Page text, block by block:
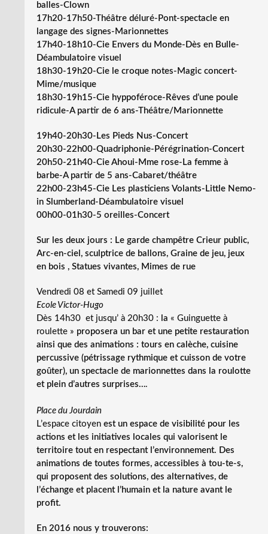
balles-Clown
17h20-17h50-Théâtre déluré-Pont-spectacle en
langage des signes-Marionnettes
17h40-18h10-Cie Envers du Monde-Dès en Bulle-
Déambulatoire visuel
18h30-19h20-Cie le croque notes-Magic concert-
Mime/musique
18h30-19h15-Cie hyppoféroce-Rêves d’une poule
ridicule-A partir de 6 ans-Théâtre/Marionnette
19h40-20h30-Les Pieds Nus-Concert
20h30-22h00-Quadriphonie-Pérégrination-Concert
20h50-21h40-Cie Ahoui-Mme rose-La femme à
barbe-A partir de 5 ans-Cabaret/théâtre
22h00-23h45-Cie Les plasticiens Volants-Little Nemo-
in Slumberland-Déambulatoire visuel
00h00-01h30-5 oreilles-Concert
Sur les deux jours : Le garde champêtre Crieur public,
Arc-en-ciel, sculptrice de ballons, Graine de jeu, jeux
en bois , Statues vivantes, Mimes de rue
Vendredi 08 et Samedi 09 juillet
Ecole Victor-Hugo
Dès 14h30 et jusqu’ à 20h30 : la « Guinguette à
roulette » proposera un bar et une petite restauration
ainsi que des animations : tours en calèche, cuisine
percussive (pétrissage rythmique et cuisson de votre
goûter), un spectacle de marionnettes dans la roulotte
et plein d’autres surprises….
Place du Jourdain
L’espace citoyen est un espace de visibilité pour les
actions et les initiatives locales qui valorisent le
territoire tout en respectant l’environnement. Des
animations de toutes formes, accessibles à tou-te-s,
qui proposent des solutions, des alternatives, de
l’échange et placent l’humain et la nature avant le
profit.
En 2016 nous y trouverons: